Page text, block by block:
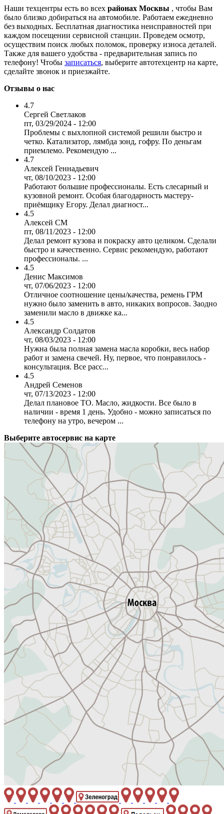
Наши техцентры есть во всех районах Москвы , чтобы Вам
было близко добираться на автомобиле. Работаем ежедневно
без выходных. Бесплатная диагностика неисправностей при
каждом посещении сервисной станции. Проведем осмотр,
осуществим поиск любых поломок, проверку износа деталей.
Также для вашего удобства - предварительная запись по
телефону! Чтобы записаться, выберите автотехцентр на карте,
сделайте звонок и приезжайте.
Отзывы о нас
4.7
Сергей Светлаков
пт, 03/29/2024 - 12:00
Проблемы с выхлопной системой решили быстро и
четко. Катализатор, лямбда зонд, гофру. По деньгам
приемлемо. Рекомендую ...
4.7
Алексей Геннадьевич
чт, 08/10/2023 - 12:00
Работают большие профессионалы. Есть слесарный и
кузовной ремонт. Особая благодарность мастеру-
приёмщику Егору. Делал диагност...
4.5
Алексей СМ
пт, 08/11/2023 - 12:00
Делал ремонт кузова и покраску авто целиком. Сделали
быстро и качественно. Сервис рекомендую, работают
профессионалы. ...
4.5
Денис Максимов
чт, 07/06/2023 - 12:00
Отличное соотношение цены/качества, ремень ГРМ
нужно было заменить в авто, никаких вопросов. Заодно
заменили масло в движке ка...
4.5
Александр Солдатов
чт, 08/03/2023 - 12:00
Нужна была полная замена масла коробки, весь набор
работ и замена свечей. Ну, первое, что понравилось -
консультация. Все расс...
4.5
Андрей Семенов
чт, 07/13/2023 - 12:00
Делал плановое ТО. Масло, жидкости. Все было в
наличии - время 1 день. Удобно - можно записаться по
телефону на утро, вечером ...
Выберите автосервис на карте